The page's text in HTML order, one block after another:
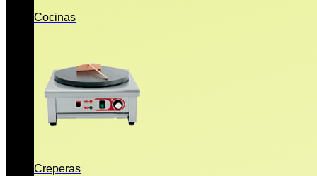
Cocinas
Creperas